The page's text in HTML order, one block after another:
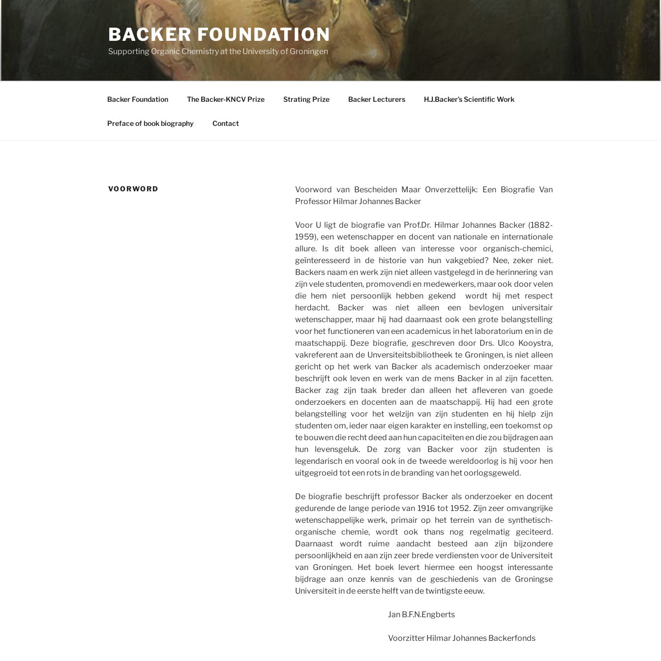
BACKER FOUNDATION
Supporting Organic Chemistry at the University of Groningen
Backer Foundation The Backer-KNCV Prize Strating Prize Backer Lecturers H.J.Backer’s Scientific Work
Preface of book biography Contact
VOORWORD
Voorword van Bescheiden Maar Onverzettelijk: Een Biografie Van
Professor Hilmar Johannes Backer
Voor U ligt de biografie van Prof.Dr. Hilmar Johannes Backer (1882-
1959), een wetenschapper en docent van nationale en internationale
allure. Is dit boek alleen van interesse voor organisch-chemici,
geïnteresseerd in de historie van hun vakgebied? Nee, zeker niet.
Backers naam en werk zijn niet alleen vastgelegd in de herinnering van
zijn vele studenten, promovendi en medewerkers, maar ook door velen
die hem niet persoonlijk hebben gekend wordt hij met respect
herdacht. Backer was niet alleen een bevlogen universitair
wetenschapper, maar hij had daarnaast ook een grote belangstelling
voor het functioneren van een academicus in het laboratorium en in de
maatschappij. Deze biografie, geschreven door Drs. Ulco Kooystra,
vakreferent aan de Unversiteitsbibliotheek te Groningen, is niet alleen
gericht op het werk van Backer als academisch onderzoeker maar
beschrijft ook leven en werk van de mens Backer in al zijn facetten.
Backer zag zijn taak breder dan alleen het afleveren van goede
onderzoekers en docenten aan de maatschappij. Hij had een grote
belangstelling voor het welzijn van zijn studenten en hij hielp zijn
studenten om, ieder naar eigen karakter en instelling, een toekomst op
te bouwen die recht deed aan hun capaciteiten en die zou bijdragen aan
hun levensgeluk. De zorg van Backer voor zijn studenten is
legendarisch en vooral ook in de tweede wereldoorlog is hij voor hen
uitgegroeid tot een rots in de branding van het oorlogsgeweld.
De biografie beschrijft professor Backer als onderzoeker en docent
gedurende de lange periode van 1916 tot 1952. Zijn zeer omvangrijke
wetenschappelijke werk, primair op het terrein van de synthetisch-
organische chemie, wordt ook thans nog regelmatig geciteerd.
Daarnaast wordt ruime aandacht besteed aan zijn bijzondere
persoonlijkheid en aan zijn zeer brede verdiensten voor de Universiteit
van Groningen. Het boek levert hiermee een hoogst interessante
bijdrage aan onze kennis van de geschiedenis van de Groningse
Universiteit in de eerste helft van de twintigste eeuw.
Jan B.F.N.Engberts
Voorzitter Hilmar Johannes Backerfonds